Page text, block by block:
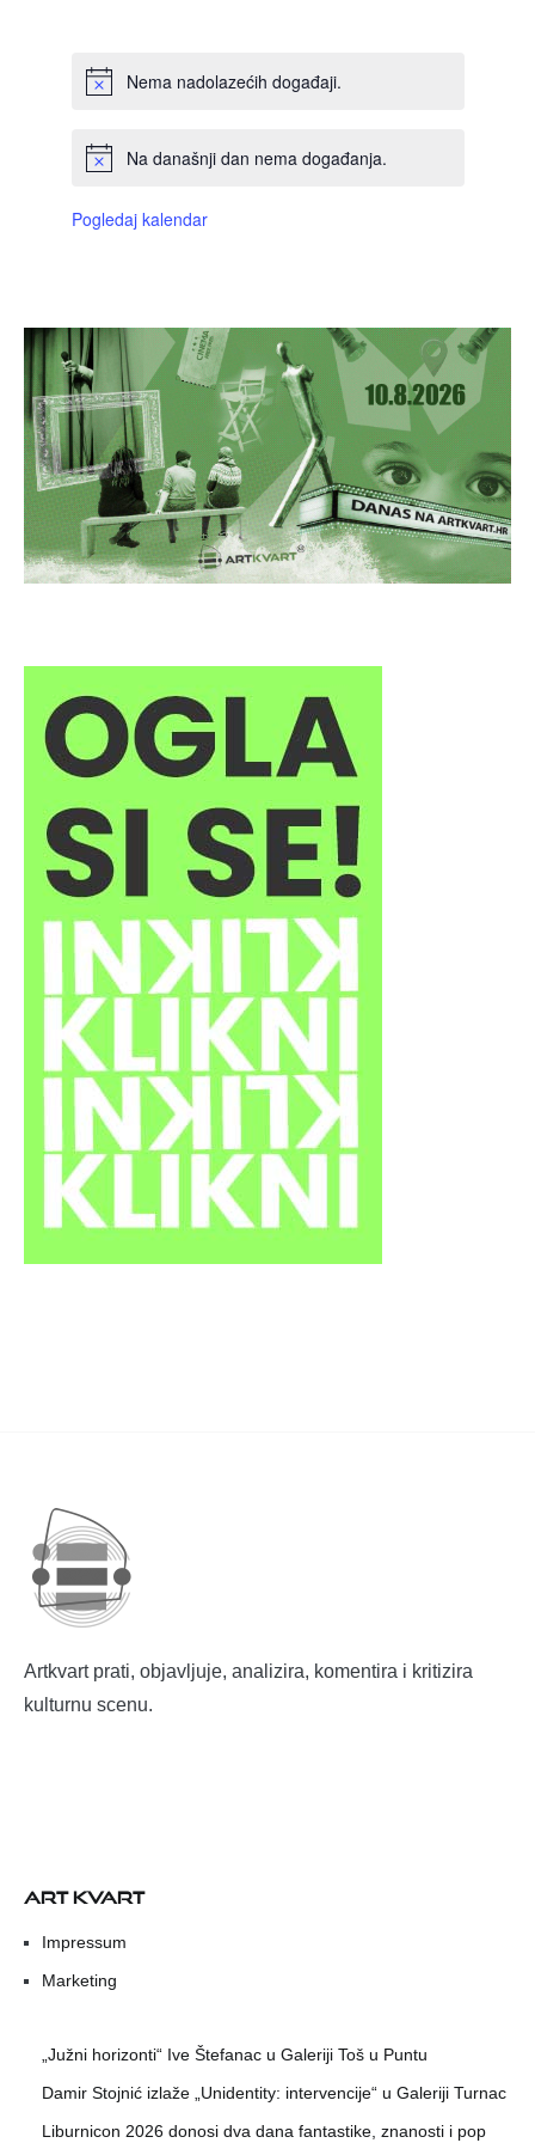
Nema nadolazećih događaji.
Na današnji dan nema događanja.
Pogledaj kalendar
Artkvart prati, objavljuje, analizira, komentira i kritizira
kulturnu scenu.
ART KVART
Impressum
Marketing
„Južni horizonti“ Ive Štefanac u Galeriji Toš u Puntu
Damir Stojnić izlaže „Unidentity: intervencije“ u Galeriji Turnac
Liburnicon 2026 donosi dva dana fantastike, znanosti i pop